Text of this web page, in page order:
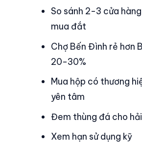
So sánh 2-3 cửa
mua đắt
Chợ Bến Đình rẻ hơn
20-30%
Mua hộp có thương
yên tâm
Đem thùng đá cho
Xem hạn sử dụng kỹ